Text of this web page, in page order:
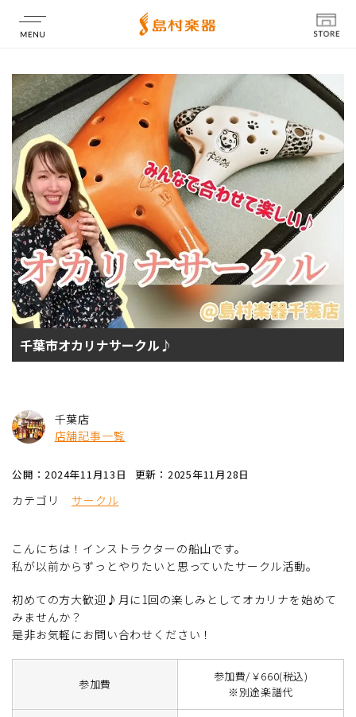
店舗情報
千葉市オカリナサークル♪
千葉店
店舗記事一覧
公開：2024年11月13日 更新：2025年11月28日
カテゴリ サークル
こんにちは！インストラクターの船山です。
私が以前からずっとやりたいと思っていたサークル活動。
初めての方大歓迎♪月に1回の楽しみとしてオカリナを始めて
みませんか？
是非お気軽にお問い合わせください！
参加費
参加費/￥660(税込)
※別途楽譜代